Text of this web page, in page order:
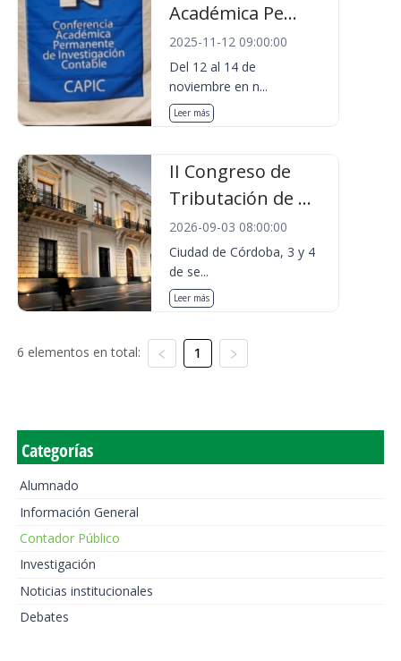
Académica Pe...
2025-11-12 09:00:00
Del 12 al 14 de
noviembre en n...
Leer más
II Congreso de
Tributación de ...
2026-09-03 08:00:00
Ciudad de Córdoba, 3 y 4
de se...
Leer más
6 elementos en total: 1
Categorías
Alumnado
Información General
Contador Público
Investigación
Noticias institucionales
Debates